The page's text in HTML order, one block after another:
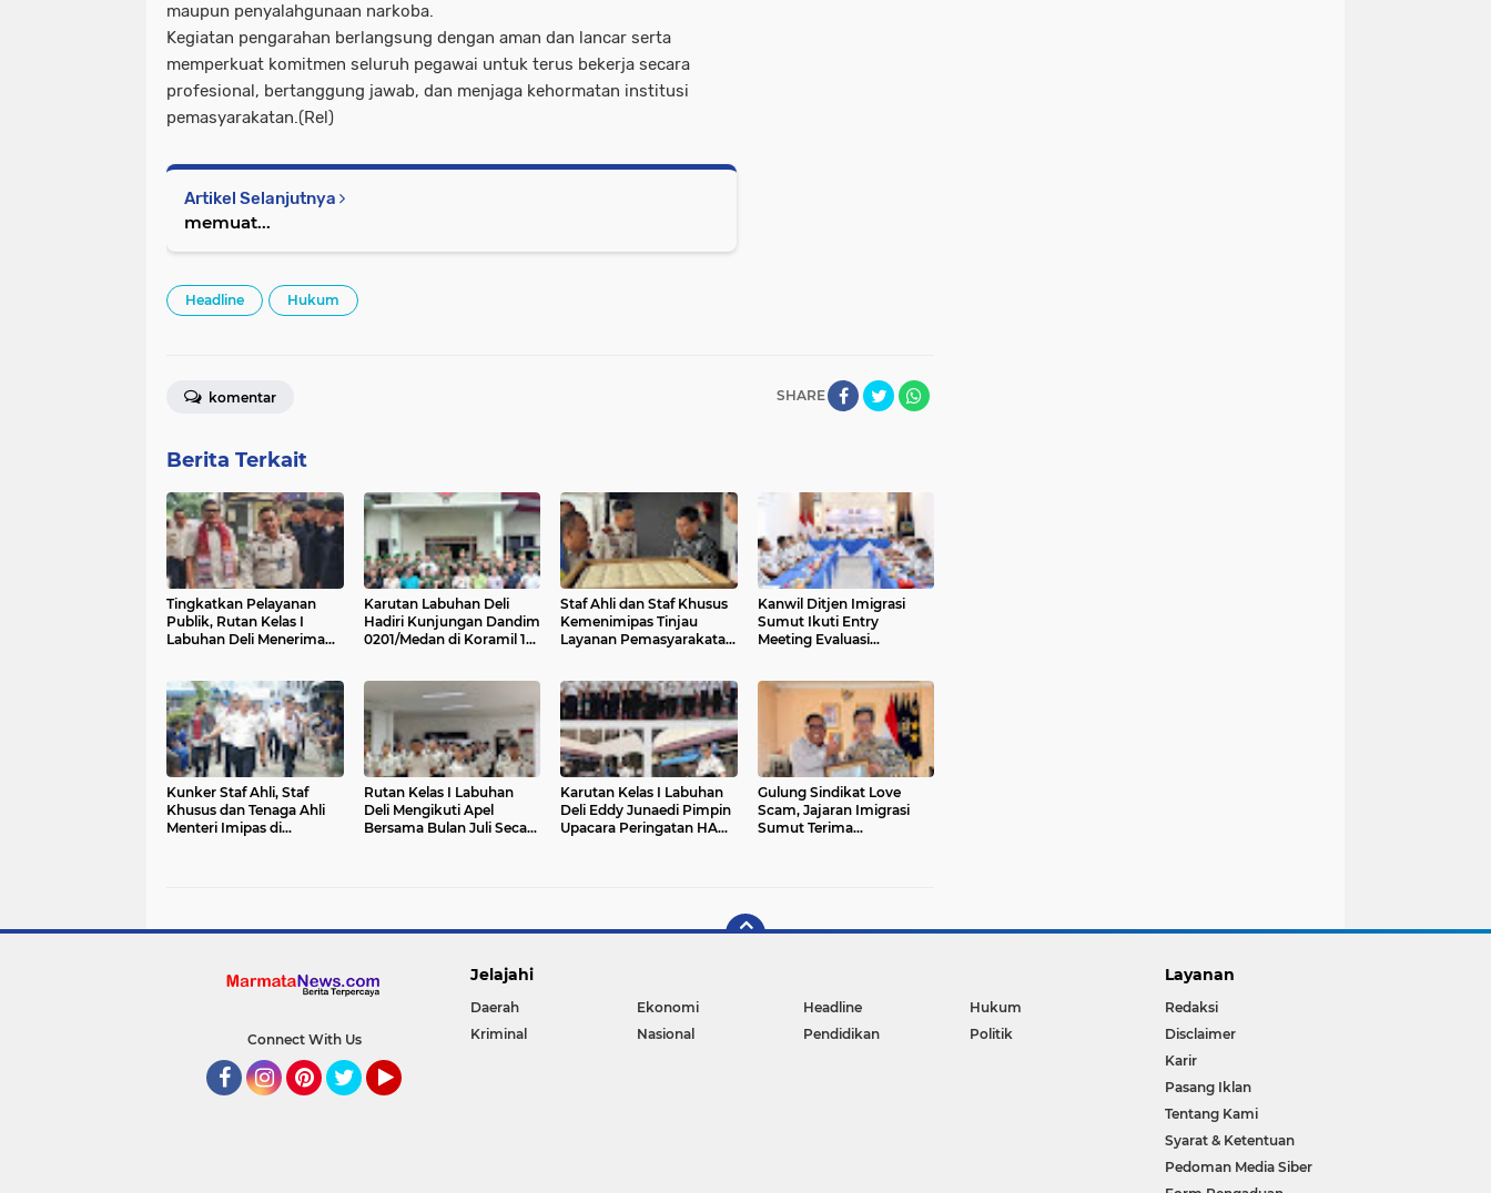
maupun penyalahgunaan narkoba.
Kegiatan pengarahan berlangsung dengan aman dan lancar serta
memperkuat komitmen seluruh pegawai untuk terus bekerja secara
profesional, bertanggung jawab, dan menjaga kehormatan institusi
pemasyarakatan.(Rel)
Artikel Selanjutnya
memuat...
Headline Hukum
SHARE
komentar
Berita Terkait
Tingkatkan Pelayanan
Publik, Rutan Kelas I
Labuhan Deli Menerima
Imipas
Karutan Labuhan Deli
Hadiri Kunjungan Dandim
0201/Medan di Koramil 10
Masyarakat
Staf Ahli dan Staf Khusus
Kemenimipas Tinjau
Layanan Pemasyarakatan
Pembinaan Berjalan
Optimal
Kanwil Ditjen Imigrasi
Sumut Ikuti Entry
Meeting Evaluasi
Tingkatkan Kualitas
Layanan
Kunker Staf Ahli, Staf
Khusus dan Tenaga Ahli
Menteri Imipas di
Rutan Kelas I Labuhan
Deli Mengikuti Apel
Bersama Bulan Juli Secara
Karutan Kelas I Labuhan
Deli Eddy Junaedi Pimpin
Upacara Peringatan HAN
Gulung Sindikat Love
Scam, Jajaran Imigrasi
Sumut Terima
Connect With Us
Jelajahi
Daerah Ekonomi Headline
Hukum
Kriminal
Nasional Pendidikan Politik
Layanan
Redaksi
Disclaimer
Karir
Pasang Iklan
Tentang Kami
Syarat & Ketentuan
Pedoman Media Siber